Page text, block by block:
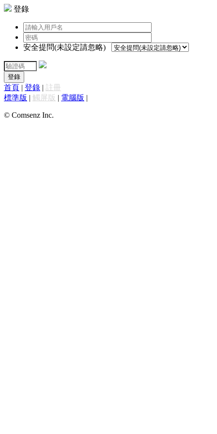
登錄
安全提問(未設定請忽略)
登錄
首頁 | 登錄 | 註冊
標準版 | 觸屏版 | 電腦版 |
© Comsenz Inc.